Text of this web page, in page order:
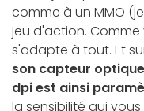
comme à un MMO
jeu d'action. Comme
s'adapte à tout. Et
son capteur
dpi est ainsi
la sensibilité qui